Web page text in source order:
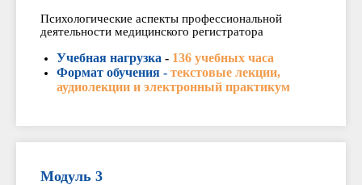
Психологические аспекты профессиональной
деятельности медицинского регистратора
Учебная нагрузка - 136 учебных часа
Формат обучения - текстовые лекции,
аудиолекции и электронный практикум
Модуль 3